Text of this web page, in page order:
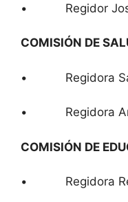
• Regidor José
COMISIÓN DE
• Regidora
• Regidora
COMISIÓN DE
• Regidora